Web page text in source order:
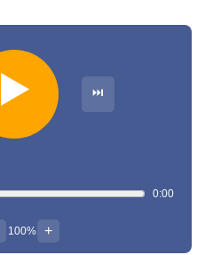
▶️ ⏭
0:00
100% +